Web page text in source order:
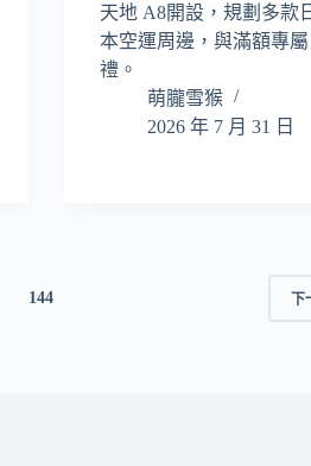
天地 A8開設，規劃多款
本空運周邊，與滿額專屬
禮。
萌朧雪猴
2026 年 7 月 31 日
144